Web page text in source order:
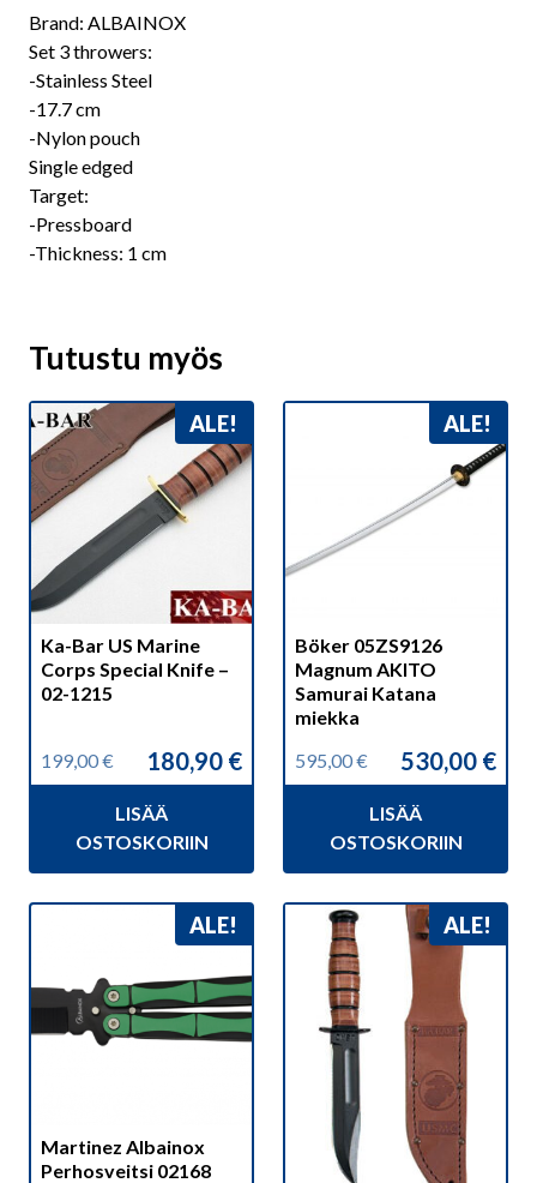
Brand: ALBAINOX
Set 3 throwers:
-Stainless Steel
-17.7 cm
-Nylon pouch
Single edged
Target:
-Pressboard
-Thickness: 1 cm
Tutustu myös
ALE!
Ka-Bar US Marine
Corps Special Knife –
02-1215
199,00€
Alkuperäinen
hinta
199,00 €.
180,90 €
Nykyinen
hinta
180,90 €.
LISÄÄ
OSTOSKORIIN
ALE!
Böker 05ZS9126
Magnum AKITO
Samurai Katana
miekka
595,00€
Alkuperäinen
hinta
595,00 €.
530,00 €
Nykyinen
hinta
530,00 €.
LISÄÄ
OSTOSKORIIN
ALE!
Martinez Albainox
Perhosveitsi 02168
ALE!